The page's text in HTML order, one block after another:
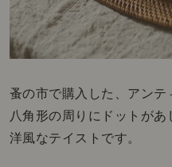
蚤の市で購入した、アンテ
八角形の周りにドットがあ
洋風なテイストです。